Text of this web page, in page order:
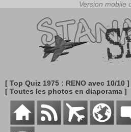
[ Top Quiz 1975 : RENO avec 10/10 ]
[ Toutes les photos en diaporama ]